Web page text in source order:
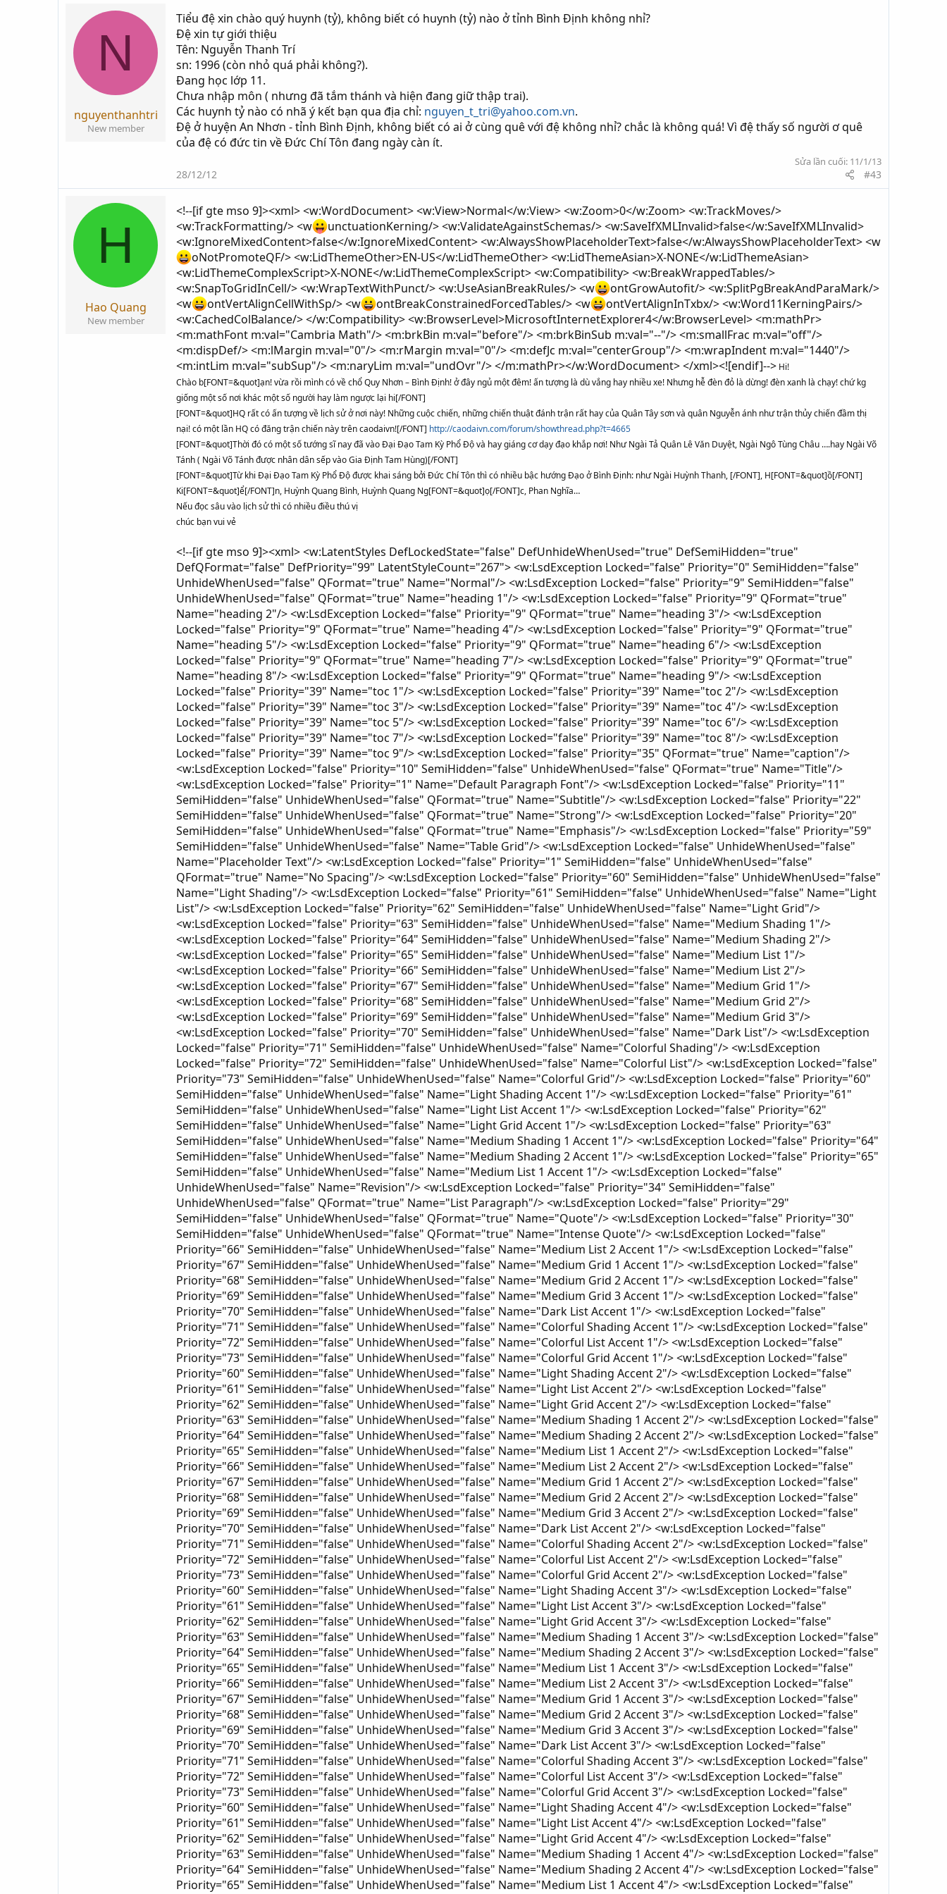
N
nguyenthanhtri
New member
Tiểu đệ xin chào quý huynh (tỷ), không biết có huynh (tỷ) nào ở tỉnh Bình Định không nhỉ?
Đệ xin tự giới thiệu
Tên: Nguyễn Thanh Trí
sn: 1996 (còn nhỏ quá phải không?).
Đang học lớp 11.
Chưa nhập môn ( nhưng đã tắm thánh và hiện đang giữ thập trai).
Các huynh tỷ nào có nhã ý kết bạn qua địa chỉ: nguyen_t_tri@yahoo.com.vn.
Đệ ở huyện An Nhơn - tỉnh Bình Định, không biết có ai ở cùng quê với đệ không nhỉ? chắc là không quá! Vì đệ thấy số người ơ quê
của đệ có đức tin về Đức Chí Tôn đang ngày càn ít.
Sửa lần cuối: 11/1/13
28/12/12 #43
H
Hao Quang
New member
<!--[if gte mso 9]><xml> <w:WordDocument> <w:View>Normal</w:View> <w:Zoom>0</w:Zoom> <w:TrackMoves/>
<w:TrackFormatting/> <w
unctuationKerning/> <w:ValidateAgainstSchemas/> <w:SaveIfXMLInvalid>false</w:SaveIfXMLInvalid>
<w:IgnoreMixedContent>false</w:IgnoreMixedContent> <w:AlwaysShowPlaceholderText>false</w:AlwaysShowPlaceholderText> <w
oNotPromoteQF/> <w:LidThemeOther>EN-US</w:LidThemeOther> <w:LidThemeAsian>X-NONE</w:LidThemeAsian>
<w:LidThemeComplexScript>X-NONE</w:LidThemeComplexScript> <w:Compatibility> <w:BreakWrappedTables/>
<w:SnapToGridInCell/> <w:WrapTextWithPunct/> <w:UseAsianBreakRules/> <w
ontGrowAutofit/> <w:SplitPgBreakAndParaMark/>
<w
ontVertAlignCellWithSp/> <w ontBreakConstrainedForcedTables/> <w
ontVertAlignInTxbx/> <w:Word11KerningPairs/>
<w:CachedColBalance/> </w:Compatibility> <w:BrowserLevel>MicrosoftInternetExplorer4</w:BrowserLevel> <m:mathPr>
<m:mathFont m:val="Cambria Math"/> <m:brkBin m:val="before"/> <m:brkBinSub m:val="--"/> <m:smallFrac m:val="off"/>
<m:dispDef/> <m:lMargin m:val="0"/> <m:rMargin m:val="0"/> <m:defJc m:val="centerGroup"/> <m:wrapIndent m:val="1440"/>
<m:intLim m:val="subSup"/> <m:naryLim m:val="undOvr"/> </m:mathPr></w:WordDocument> </xml><![endif]--> Hi!
Chào b[FONT=&quot]ạn! vừa rồi mình có về chổ Quy Nhơn – Bình Định! ở đây ngủ một đêm! ấn tượng là dù vắng hay nhiều xe! Nhưng hễ đèn đỏ là dừng! đèn xanh là chạy! chứ kg
giống một số nơi khác một số người hay làm ngược lại hi[/FONT]
[FONT=&quot]HQ rất có ấn tượng về lịch sử ở nơi này! Những cuộc chiến, những chiến thuật đánh trận rất hay của Quân Tây sơn và quân Nguyễn ánh như trận thủy chiến đầm thị
nại! có một lần HQ có đăng trận chiến này trên caodaivn![/FONT] http://caodaivn.com/forum/showthread.php?t=4665
[FONT=&quot]Thời đó có một số tướng sĩ nay đã vào Đại Đạo Tam Kỳ Phổ Độ và hay giáng cơ dạy đạo khắp nơi! Như Ngài Tả Quân Lê Văn Duyệt, Ngài Ngô Tùng Châu ….hay Ngài Võ
Tánh ( Ngài Võ Tánh được nhân dân sếp vào Gia Định Tam Hùng)[/FONT]
[FONT=&quot]Từ khi Đại Đạo Tam Kỳ Phổ Độ được khai sáng bởi Đức Chí Tôn thì có nhiều bậc hướng Đạo ở Bình Định: như Ngài Huỳnh Thanh, [/FONT], H[FONT=&quot]ồ[/FONT]
Ki[FONT=&quot]ể[/FONT]n, Huỳnh Quang Bình, Huỳnh Quang Ng[FONT=&quot]ọ[/FONT]c, Phan Nghĩa…
Nếu đọc sâu vào lịch sử thì có nhiều điều thú vị
chúc bạn vui vẻ
<!--[if gte mso 9]><xml> <w:LatentStyles DefLockedState="false" DefUnhideWhenUsed="true" DefSemiHidden="true" DefQFormat="false" DefPriority="99" LatentStyleCount="267"> <w:LsdException Locked="false" Priority="0" SemiHidden="false" UnhideWhenUsed="false" QFormat="true" Name="Normal"/> <w:LsdException Locked="false" Priority="9" SemiHidden="false" UnhideWhenUsed="false" QFormat="true" Name="heading 1"/> <w:LsdException Locked="false" Priority="9" QFormat="true" Name="heading 2"/> <w:LsdException Locked="false" Priority="9" QFormat="true" Name="heading 3"/> <w:LsdException Locked="false" Priority="9" QFormat="true" Name="heading 4"/> <w:LsdException Locked="false" Priority="9" QFormat="true" Name="heading 5"/> <w:LsdException Locked="false" Priority="9" QFormat="true" Name="heading 6"/> <w:LsdException Locked="false" Priority="9" QFormat="true" Name="heading 7"/> <w:LsdException Locked="false" Priority="9" QFormat="true" Name="heading 8"/> <w:LsdException Locked="false" Priority="9" QFormat="true" Name="heading 9"/> <w:LsdException Locked="false" Priority="39" Name="toc 1"/> <w:LsdException Locked="false" Priority="39" Name="toc 2"/> <w:LsdException Locked="false" Priority="39" Name="toc 3"/> <w:LsdException Locked="false" Priority="39" Name="toc 4"/> <w:LsdException Locked="false" Priority="39" Name="toc 5"/> <w:LsdException Locked="false" Priority="39" Name="toc 6"/> <w:LsdException Locked="false" Priority="39" Name="toc 7"/> <w:LsdException Locked="false" Priority="39" Name="toc 8"/> <w:LsdException Locked="false" Priority="39" Name="toc 9"/> <w:LsdException Locked="false" Priority="35" QFormat="true" Name="caption"/> <w:LsdException Locked="false" Priority="10" SemiHidden="false" UnhideWhenUsed="false" QFormat="true" Name="Title"/> <w:LsdException Locked="false" Priority="1" Name="Default Paragraph Font"/> <w:LsdException Locked="false" Priority="11" SemiHidden="false" UnhideWhenUsed="false" QFormat="true" Name="Subtitle"/> <w:LsdException Locked="false" Priority="22" SemiHidden="false" UnhideWhenUsed="false" QFormat="true" Name="Strong"/> <w:LsdException Locked="false" Priority="20" SemiHidden="false" UnhideWhenUsed="false" QFormat="true" Name="Emphasis"/> <w:LsdException Locked="false" Priority="59" SemiHidden="false" UnhideWhenUsed="false" Name="Table Grid"/> <w:LsdException Locked="false" UnhideWhenUsed="false" Name="Placeholder Text"/> <w:LsdException Locked="false" Priority="1" SemiHidden="false" UnhideWhenUsed="false" QFormat="true" Name="No Spacing"/> <w:LsdException Locked="false" Priority="60" SemiHidden="false" UnhideWhenUsed="false" Name="Light Shading"/> <w:LsdException Locked="false" Priority="61" SemiHidden="false" UnhideWhenUsed="false" Name="Light List"/> <w:LsdException Locked="false" Priority="62" SemiHidden="false" UnhideWhenUsed="false" Name="Light Grid"/> <w:LsdException Locked="false" Priority="63" SemiHidden="false" UnhideWhenUsed="false" Name="Medium Shading 1"/> <w:LsdException Locked="false" Priority="64" SemiHidden="false" UnhideWhenUsed="false" Name="Medium Shading 2"/> <w:LsdException Locked="false" Priority="65" SemiHidden="false" UnhideWhenUsed="false" Name="Medium List 1"/> <w:LsdException Locked="false" Priority="66" SemiHidden="false" UnhideWhenUsed="false" Name="Medium List 2"/> <w:LsdException Locked="false" Priority="67" SemiHidden="false" UnhideWhenUsed="false" Name="Medium Grid 1"/> <w:LsdException Locked="false" Priority="68" SemiHidden="false" UnhideWhenUsed="false" Name="Medium Grid 2"/> <w:LsdException Locked="false" Priority="69" SemiHidden="false" UnhideWhenUsed="false" Name="Medium Grid 3"/> <w:LsdException Locked="false" Priority="70" SemiHidden="false" UnhideWhenUsed="false" Name="Dark List"/> <w:LsdException Locked="false" Priority="71" SemiHidden="false" UnhideWhenUsed="false" Name="Colorful Shading"/> <w:LsdException Locked="false" Priority="72" SemiHidden="false" UnhideWhenUsed="false" Name="Colorful List"/> <w:LsdException Locked="false" Priority="73" SemiHidden="false" UnhideWhenUsed="false" Name="Colorful Grid"/> <w:LsdException Locked="false" Priority="60" SemiHidden="false" UnhideWhenUsed="false" Name="Light Shading Accent 1"/> <w:LsdException Locked="false" Priority="61" SemiHidden="false" UnhideWhenUsed="false" Name="Light List Accent 1"/> <w:LsdException Locked="false" Priority="62" SemiHidden="false" UnhideWhenUsed="false" Name="Light Grid Accent 1"/> <w:LsdException Locked="false" Priority="63" SemiHidden="false" UnhideWhenUsed="false" Name="Medium Shading 1 Accent 1"/> <w:LsdException Locked="false" Priority="64" SemiHidden="false" UnhideWhenUsed="false" Name="Medium Shading 2 Accent 1"/> <w:LsdException Locked="false" Priority="65" SemiHidden="false" UnhideWhenUsed="false" Name="Medium List 1 Accent 1"/> <w:LsdException Locked="false" UnhideWhenUsed="false" Name="Revision"/> <w:LsdException Locked="false" Priority="34" SemiHidden="false" UnhideWhenUsed="false" QFormat="true" Name="List Paragraph"/> <w:LsdException Locked="false" Priority="29" SemiHidden="false" UnhideWhenUsed="false" QFormat="true" Name="Quote"/> <w:LsdException Locked="false" Priority="30" SemiHidden="false" UnhideWhenUsed="false" QFormat="true" Name="Intense Quote"/> <w:LsdException Locked="false" Priority="66" SemiHidden="false" UnhideWhenUsed="false" Name="Medium List 2 Accent 1"/> <w:LsdException Locked="false" Priority="67" SemiHidden="false" UnhideWhenUsed="false" Name="Medium Grid 1 Accent 1"/> <w:LsdException Locked="false" Priority="68" SemiHidden="false" UnhideWhenUsed="false" Name="Medium Grid 2 Accent 1"/> <w:LsdException Locked="false" Priority="69" SemiHidden="false" UnhideWhenUsed="false" Name="Medium Grid 3 Accent 1"/> <w:LsdException Locked="false" Priority="70" SemiHidden="false" UnhideWhenUsed="false" Name="Dark List Accent 1"/> <w:LsdException Locked="false" Priority="71" SemiHidden="false" UnhideWhenUsed="false" Name="Colorful Shading Accent 1"/> <w:LsdException Locked="false" Priority="72" SemiHidden="false" UnhideWhenUsed="false" Name="Colorful List Accent 1"/> <w:LsdException Locked="false" Priority="73" SemiHidden="false" UnhideWhenUsed="false" Name="Colorful Grid Accent 1"/> <w:LsdException Locked="false" Priority="60" SemiHidden="false" UnhideWhenUsed="false" Name="Light Shading Accent 2"/> <w:LsdException Locked="false" Priority="61" SemiHidden="false" UnhideWhenUsed="false" Name="Light List Accent 2"/> <w:LsdException Locked="false" Priority="62" SemiHidden="false" UnhideWhenUsed="false" Name="Light Grid Accent 2"/> <w:LsdException Locked="false" Priority="63" SemiHidden="false" UnhideWhenUsed="false" Name="Medium Shading 1 Accent 2"/> <w:LsdException Locked="false" Priority="64" SemiHidden="false" UnhideWhenUsed="false" Name="Medium Shading 2 Accent 2"/> <w:LsdException Locked="false" Priority="65" SemiHidden="false" UnhideWhenUsed="false" Name="Medium List 1 Accent 2"/> <w:LsdException Locked="false" Priority="66" SemiHidden="false" UnhideWhenUsed="false" Name="Medium List 2 Accent 2"/> <w:LsdException Locked="false" Priority="67" SemiHidden="false" UnhideWhenUsed="false" Name="Medium Grid 1 Accent 2"/> <w:LsdException Locked="false" Priority="68" SemiHidden="false" UnhideWhenUsed="false" Name="Medium Grid 2 Accent 2"/> <w:LsdException Locked="false" Priority="69" SemiHidden="false" UnhideWhenUsed="false" Name="Medium Grid 3 Accent 2"/> <w:LsdException Locked="false" Priority="70" SemiHidden="false" UnhideWhenUsed="false" Name="Dark List Accent 2"/> <w:LsdException Locked="false" Priority="71" SemiHidden="false" UnhideWhenUsed="false" Name="Colorful Shading Accent 2"/> <w:LsdException Locked="false" Priority="72" SemiHidden="false" UnhideWhenUsed="false" Name="Colorful List Accent 2"/> <w:LsdException Locked="false" Priority="73" SemiHidden="false" UnhideWhenUsed="false" Name="Colorful Grid Accent 2"/> <w:LsdException Locked="false" Priority="60" SemiHidden="false" UnhideWhenUsed="false" Name="Light Shading Accent 3"/> <w:LsdException Locked="false" Priority="61" SemiHidden="false" UnhideWhenUsed="false" Name="Light List Accent 3"/> <w:LsdException Locked="false" Priority="62" SemiHidden="false" UnhideWhenUsed="false" Name="Light Grid Accent 3"/> <w:LsdException Locked="false" Priority="63" SemiHidden="false" UnhideWhenUsed="false" Name="Medium Shading 1 Accent 3"/> <w:LsdException Locked="false" Priority="64" SemiHidden="false" UnhideWhenUsed="false" Name="Medium Shading 2 Accent 3"/> <w:LsdException Locked="false" Priority="65" SemiHidden="false" UnhideWhenUsed="false" Name="Medium List 1 Accent 3"/> <w:LsdException Locked="false" Priority="66" SemiHidden="false" UnhideWhenUsed="false" Name="Medium List 2 Accent 3"/> <w:LsdException Locked="false" Priority="67" SemiHidden="false" UnhideWhenUsed="false" Name="Medium Grid 1 Accent 3"/> <w:LsdException Locked="false" Priority="68" SemiHidden="false" UnhideWhenUsed="false" Name="Medium Grid 2 Accent 3"/> <w:LsdException Locked="false" Priority="69" SemiHidden="false" UnhideWhenUsed="false" Name="Medium Grid 3 Accent 3"/> <w:LsdException Locked="false" Priority="70" SemiHidden="false" UnhideWhenUsed="false" Name="Dark List Accent 3"/> <w:LsdException Locked="false" Priority="71" SemiHidden="false" UnhideWhenUsed="false" Name="Colorful Shading Accent 3"/> <w:LsdException Locked="false" Priority="72" SemiHidden="false" UnhideWhenUsed="false" Name="Colorful List Accent 3"/> <w:LsdException Locked="false" Priority="73" SemiHidden="false" UnhideWhenUsed="false" Name="Colorful Grid Accent 3"/> <w:LsdException Locked="false" Priority="60" SemiHidden="false" UnhideWhenUsed="false" Name="Light Shading Accent 4"/> <w:LsdExcep